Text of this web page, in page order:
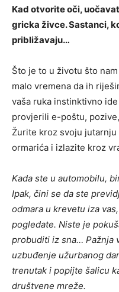
Kad otvorite oči,
gricka živce. Sastanci,
približavaju…
Što je to u životu što
malo vremena da ih
vaša ruka instinktivno
provjerili e-poštu,
Žurite kroz svoju
ormarića i izlazite kroz
Kada ste u automobilu,
Ipak, čini se da ste
odmara u krevetu iza
pogledate. Niste je
probuditi iz sna… Pažnja
uzbuđenje užurbanog
trenutak i popijte šalicu
društvene mreže.